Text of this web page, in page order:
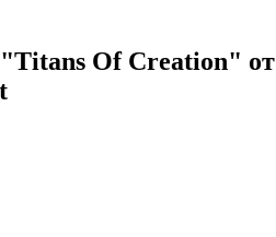
Of Creation" от